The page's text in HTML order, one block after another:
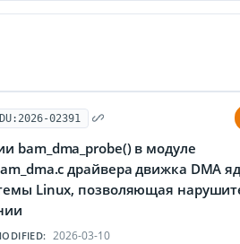
02391
bam_dma_probe() в модуле
драйвера движка DMA
Linux, позволяющая
2026-03-10